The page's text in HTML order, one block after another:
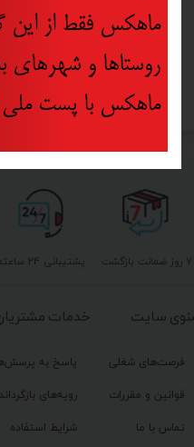
آچار آلن فیدورا مدل AM1020 مجموعه 9 عددی
۹۶۵,۰۰۰ تومان
۸۶۸,۵۰۰ تومان
پشتیبانی ۲۴ ساعته ۷ روز ضمانت بازگشت
خدمات
پاسخ به
رویه‌های
شرایط استفاده
سایت
فرصت‌های شغلی
قوانین و مقررات
تماس با ما
ماهکس فقط از این
روستاها و شهرهای
ماهکس با پست ملی